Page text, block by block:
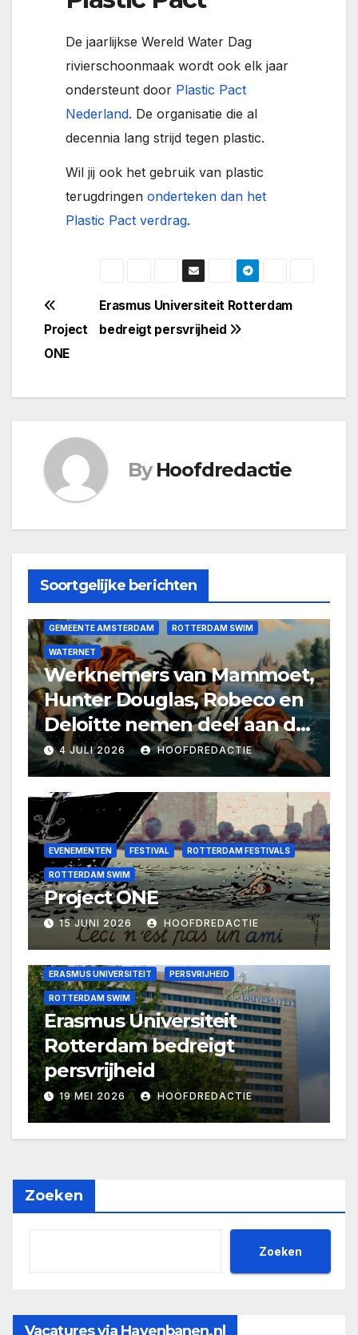
De jaarlijkse Wereld Water Dag
rivierschoonmaak wordt ook elk jaar
ondersteunt door Plastic Pact
Nederland. De organisatie die al
decennia lang strijd tegen plastic.
Wil jij ook het gebruik van plastic
terugdringenonderteken dan het
Plastic Pact verdrag.
Bericht
navigatie
Erasmus Universiteit Rotterdam
bedreigt persvrijheid
Project
ONE
By Hoofdredactie
Soortgelijke berichten
ERASMUS MC ERASMUS UNIVERSITEIT
GEMEENTE AMSTERDAM ROTTERDAM SWIM
WATERNET
Werknemers van Mammoet,
Hunter Douglas, Robeco en
Deloitte nemen deel aan de
door Erasmus gejatte
Rotterdam Swim
4 JULI 2026 HOOFDREDACTIE
EVENEMENTEN FESTIVAL ROTTERDAM FESTIVALS
ROTTERDAM SWIM
Project ONE
15 JUNI 2026 HOOFDREDACTIE
ERASMUS UNIVERSITEIT PERSVRIJHEID
ROTTERDAM SWIM
Erasmus Universiteit
Rotterdam bedreigt
persvrijheid
19 MEI 2026 HOOFDREDACTIE
Zoeken
Zoeken
Vacatures via Havenbanen.nl